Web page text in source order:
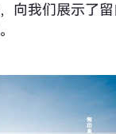
向我们展示了